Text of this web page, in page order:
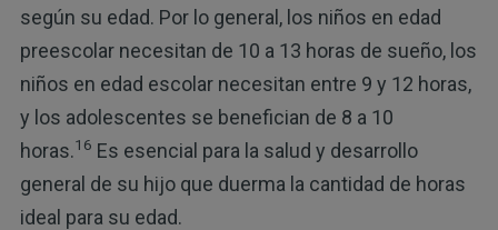
según su edad. Por lo general, los niños en edad
preescolar necesitan de 10 a 13 horas de sueño, los
niños en edad escolar necesitan entre 9 y 12 horas,
y los adolescentes se benefician de 8 a 10
horas.16 Es esencial para la salud y desarrollo
general de su hijo que duerma la cantidad de horas
ideal para su edad.